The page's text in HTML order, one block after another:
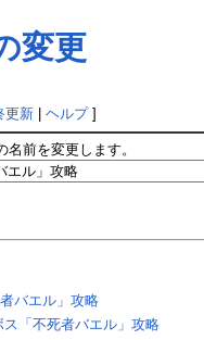
変更
更新| ヘルプ]
名前を変更します。
バエル」攻略
「不死者バエル」攻略